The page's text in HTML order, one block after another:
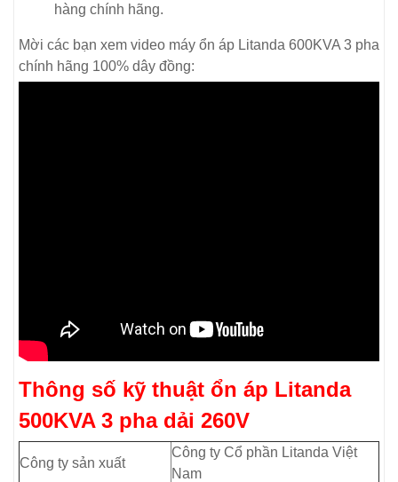
hàng chính hãng.
Mời các bạn xem video máy ổn áp Litanda 600KVA 3 pha
chính hãng 100% dây đồng:
Thông số kỹ thuật ổn áp Litanda
500KVA 3 phadải 260V
Công ty sản xuất
Công ty Cổ phần Litanda Việt
Nam